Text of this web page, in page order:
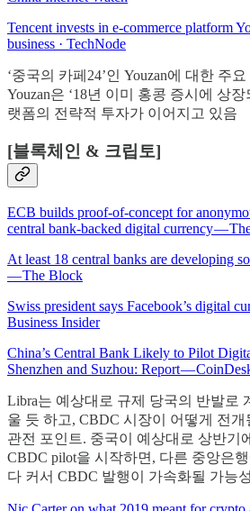
Tencent invests in e-commerce platform
business · TechNode
‘중국의 카페24’인 Youzan에 대한 주
Youzan은 ‘18년 이미 홍콩 증시에 상
랫폼의 전략적 투자가 이어지고 있음
[블록체인 & 크립토]
ECB builds proof-of-concept for
central bank-backed digital currency —
At least 18 central banks are developing
— The Block
Swiss president says Facebook’s digital
Business Insider
China’s Central Bank Likely to Pilot
Shenzhen and Suzhou: Report —
Libra는 예상대로 규제 당국의 반발로
울 듯 하고, CBDC 시장이 어떻게 전
관전 포인트. 중국이 예상대로 상반기
CBDC pilot을 시작하면, 다른 중앙은
다 커서 CBDC 발행이 가속화될 가능